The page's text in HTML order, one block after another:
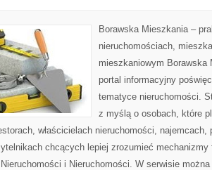
Borawska Mieszkania –
nieruchomościach,
mieszkaniowym Borawska
portal informacyjny
tematyce nieruchomości.
z myślą o osobach, które
właścicielach nieruchomości, najemcach,
chcących lepiej zrozumieć mechanizmy
i Nieruchomości. W serwisie